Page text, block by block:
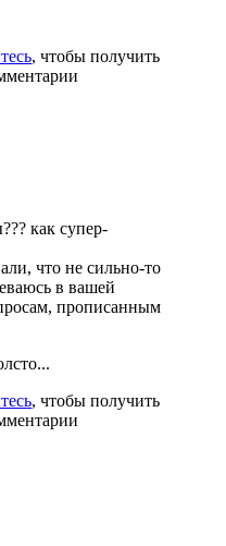
, чтобы получить
как супер-
что не сильно-то
в вашей
прописанным
, чтобы получить